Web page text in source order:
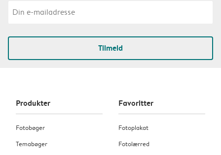
Tilmeld
Produkter
Fotobøger
Temabøger
Favoritter
Fotoplakat
Fotolærred